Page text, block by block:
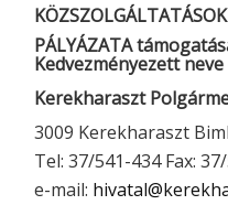
PÁLYÁZATA
Kedvezményezett
Kerekharaszt
3009 Kerekharaszt
Tel: 37/541-434 Fax:
e-mail: